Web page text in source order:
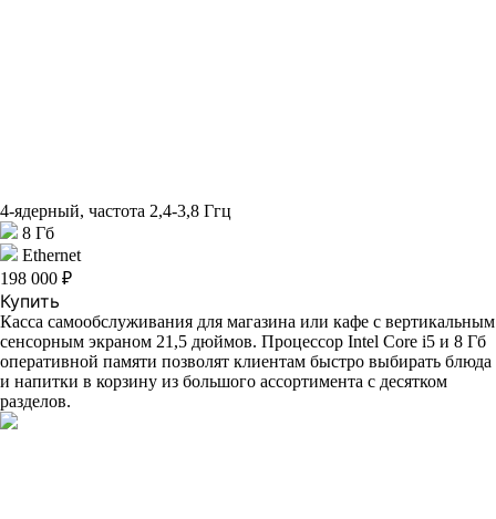
4-ядерный, частота 2,4-3,8 Ггц
8 Гб
Ethernet
198 000 ₽
Купить
Касса самообслуживания для магазина или кафе с вертикальным
сенсорным экраном 21,5 дюймов. Процессор Intel Core i5 и 8 Гб
оперативной памяти позволят клиентам быстро выбирать блюда
и напитки в корзину из большого ассортимента с десятком
разделов.